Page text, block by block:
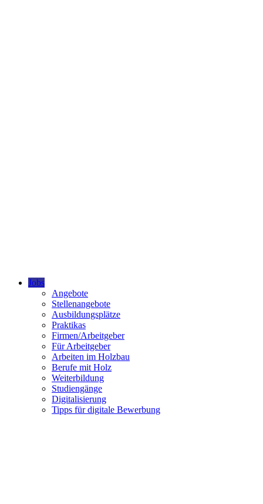
Jobs
Angebote
Stellenangebote
Ausbildungsplätze
Praktikas
Firmen/Arbeitgeber
Für Arbeitgeber
Arbeiten im Holzbau
Berufe mit Holz
Weiterbildung
Studiengänge
Digitalisierung
Tipps für digitale Bewerbung